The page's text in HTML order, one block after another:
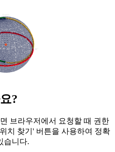
?
브라우저에서 요청할 때 권한
치 찾기' 버튼을 사용하여 정확
습니다.